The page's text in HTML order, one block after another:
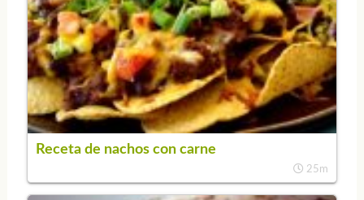
Receta de nachos con carne
25m